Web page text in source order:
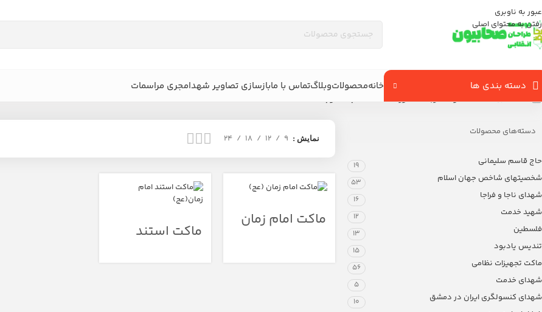
عبور به ناوبری
رفتن به محتوای اصلی
دسته بندی ها خانهمحصولاتوبلاگتماس با مابازسازی تصاویر شهدامجری مراسمات
خانه/فروشگاه/
دسته‌های محصولات
حاج قاسم سلیمانی 19
شخصیتهای شاخص جهان اسلام 53
شهدای ناجا و فراجا 16
شهید خدمت 12
فلسطین 13
تندیس یادبود 15
ماکت تجهیزات نظامی 56
شهدای خدمت 5
شهدای کنسولگری ایران در دمشق 10
نمایش 9
12
18
24
ماکت امام زمان
ماکت استند